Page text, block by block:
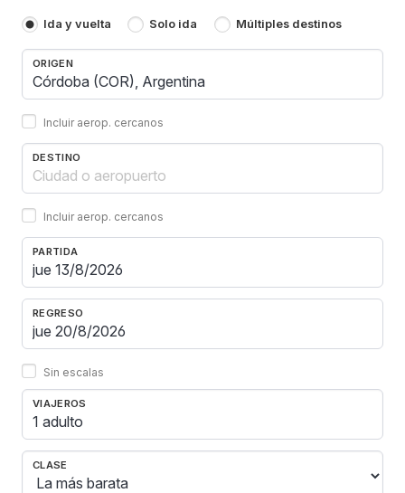
Ida y vuelta Solo ida Múltiples destinos
ORIGEN
Incluir aerop. cercanos
DESTINO
Incluir aerop. cercanos
PARTIDA
REGRESO
Sin escalas
VIAJEROS
1 adulto
CLASE